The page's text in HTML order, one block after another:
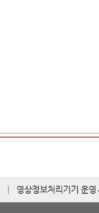
영상정보처리기기 운